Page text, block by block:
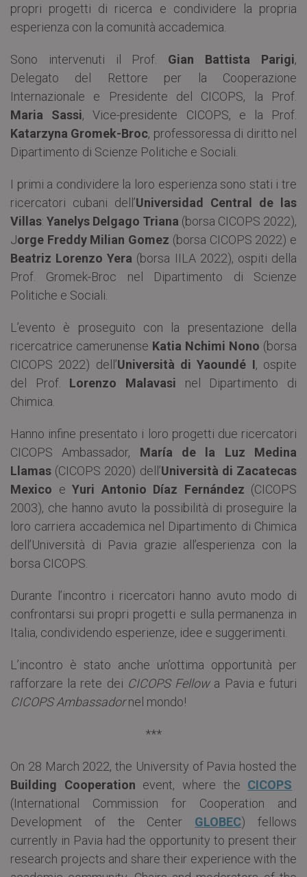
propri progetti di ricerca e condividere la propria
esperienza con la comunità accademica.
Sono intervenuti il Prof. Gian Battista Parigi,
Delegato del Rettore per la Cooperazione
Internazionale e Presidente del CICOPS, la Prof.
Maria Sassi, Vice-presidente CICOPS, e la Prof.
Katarzyna Gromek-Broc, professoressa di diritto nel
Dipartimento di Scienze Politiche e Sociali.
I primi a condividere la loro esperienza sono stati i tre
ricercatori cubani dell’Universidad Central de las
Villas: Yanelys Delgago Triana (borsa CICOPS 2022),
Jorge Freddy Milian Gomez (borsa CICOPS 2022) e
Beatriz Lorenzo Yera (borsa IILA 2022), ospiti della
Prof. Gromek-Broc nel Dipartimento di Scienze
Politiche e Sociali.
L’evento è proseguito con la presentazione della
ricercatrice camerunense Katia Nchimi Nono (borsa
CICOPS 2022) dell’Università di Yaoundé I, ospite
del Prof. Lorenzo Malavasi nel Dipartimento di
Chimica.
Hanno infine presentato i loro progetti due ricercatori
CICOPS Ambassador, María de la Luz Medina
Llamas (CICOPS 2020) dell’Università di Zacatecas
Mexico e Yuri Antonio Díaz Fernández (CICOPS
2003), che hanno avuto la possibilità di proseguire la
loro carriera accademica nel Dipartimento di Chimica
dell’Università di Pavia grazie all’esperienza con la
borsa CICOPS.
Durante l’incontro i ricercatori hanno avuto modo di
confrontarsi sui propri progetti e sulla permanenza in
Italia, condividendo esperienze, idee e suggerimenti.
L’incontro è stato anche un’ottima opportunità per
rafforzare la rete dei CICOPS Fellowa Pavia e futuri
CICOPS Ambassadornel mondo!
***
On 28 March 2022, the University of Pavia hosted the
Building Cooperation event, where the CICOPS
(International Commission for Cooperation and
Development of the Center GLOBEC) fellows
currently in Pavia had the opportunity to present their
research projects and share their experience with the